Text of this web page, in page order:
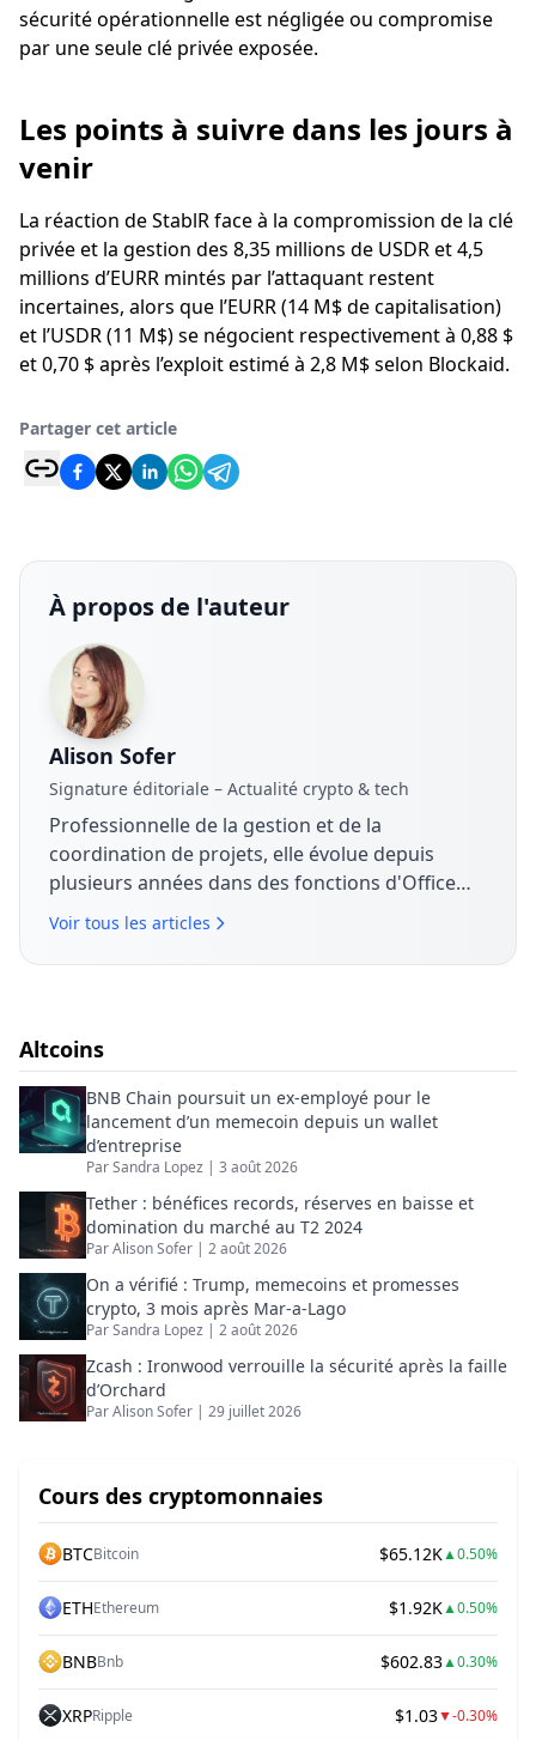
sécurité opérationnelle est négligée ou compromise
par une seule clé privée exposée.
Les points à suivre dans les jours à
venir
La réaction de StablR face à la compromission de la clé
privée et la gestion des 8,35 millions de USDR et 4,5
millions d’EURR mintés par l’attaquant restent
incertaines, alors que l’EURR (14 M$ de capitalisation)
et l’USDR (11 M$) se négocient respectivement à 0,88 $
et 0,70 $ après l’exploit estimé à 2,8 M$ selon Blockaid.
Partager cet article
À propos de l'auteur
Alison Sofer
Signature éditoriale – Actualité crypto & tech
Professionnelle de la gestion et de la
coordination de projets, elle évolue depuis
plusieurs années dans des fonctions d'Office
Manager et de Project Manager, en lien étroit
aux enjeux économiques, technologiques et
à l'analyse de l'actualité crypto et tech avec une
approche factuelle, orientée usages et impact
business.
Voir tous les articles
Altcoins
BNB Chain poursuit un ex-employé pour le
lancement d’un memecoin depuis un wallet
d’entreprise
ParSandra Lopez | 3 août 2026
Tether : bénéfices records, réserves en baisse et
domination du marché au T2 2024
ParAlison Sofer | 2 août 2026
On a vérifié : Trump, memecoins et promesses
crypto, 3 mois après Mar-a-Lago
ParSandra Lopez | 2 août 2026
Zcash : Ironwood verrouille la sécurité après la faille
d’Orchard
ParAlison Sofer | 29 juillet 2026
Cours des cryptomonnaies
BTCBitcoin $65.12K▲0.50%
ETHEthereum $1.92K▲0.50%
BNBBnb $602.83▲0.30%
XRPRipple $1.03▼-0.30%